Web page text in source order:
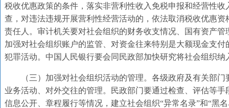
税收优惠政策的条件，落实非营利性收入免税申报和经营性
查，对违法违规开展营利性经营活动的，依法取消税收优惠
责任人。审计机关要对社会组织的财务收支情况、国有资产
加强对社会组织账户的监管、对资金往来特别是大额现金支
犯罪活动。中国人民银行要会同民政部加快研究将社会组织纳
（三）加强对社会组织活动的管理。各级政府及有关部
业务活动、对外交往的管理。民政部门要通过检查、评估等
信息公开、章程履行等情况，建立社会组织“异常名录”和“黑